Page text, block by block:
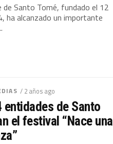
de Santo Tomé, fundado el 12
ha alcanzado un importante
/ 2 años ago
entidades de Santo
el festival “Nace una